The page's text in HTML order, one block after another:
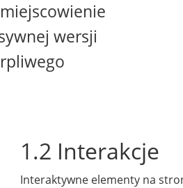
wersji
1.2 Interakcje
Interaktywne elementy na